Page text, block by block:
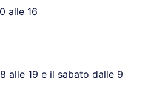
alle 16
alle 19 e il sabato dalle 9